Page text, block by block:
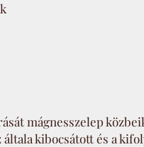
mágnesszelep
kibocsátott és a